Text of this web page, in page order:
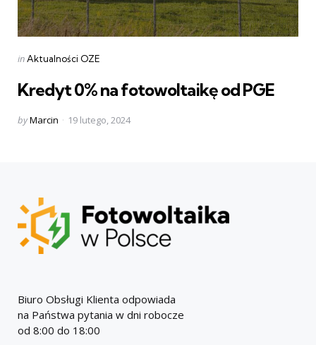
Categories
Posted
inAktualności OZE
Kredyt 0% na fotowoltaikę od PGE
Posted
byMarcin 19 lutego, 2024
Biuro Obsługi Klienta odpowiada
na Państwa pytania w dni robocze
od 8:00 do 18:00